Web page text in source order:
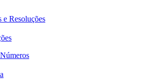
e Resoluções